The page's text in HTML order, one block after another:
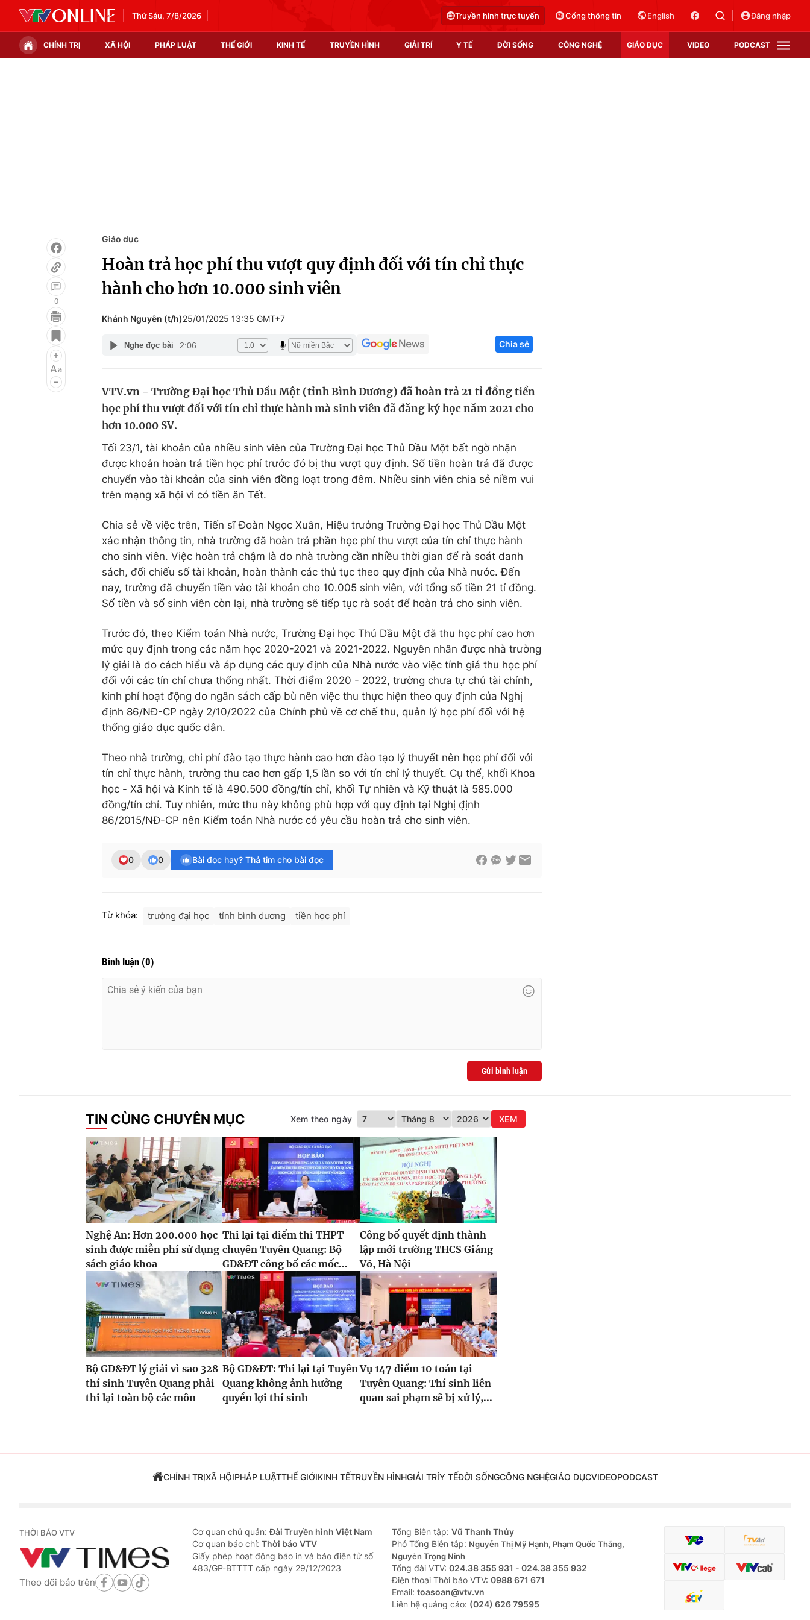
Thứ Sáu, 7/8/2026 Truyền hình trực tuyến Cổng thông tin English Đăng nhập
CHÍNH TRỊ XÃ HỘI PHÁP LUẬT THẾ GIỚI KINH TẾ TRUYỀN HÌNH GIẢI TRÍ Y TẾ ĐỜI SỐNG CÔNG NGHỆ GIÁO DỤC VIDEO PODCAST
Infographic
Điện ảnh
Âm nhạc
Du lịch
Chất lượng cuộc sống
Tuyển sinh
Hitech Công nghệ tương lai
Thị trường
0
Giáo dục
Hoàn trả học phí thu vượt quy định đối với tín chỉ thực
hành cho hơn 10.000 sinh viên
Khánh Nguyễn (t/h)25/01/2025 13:35 GMT+7
Nghe đọc bài 2:06 Chia sẻ
VTV.vn - Trường Đại học Thủ Dầu Một (tỉnh Bình Dương) đã hoàn trả 21 tỉ đồng tiền
học phí thu vượt đối với tín chỉ thực hành mà sinh viên đã đăng ký học năm 2021 cho
hơn 10.000 SV.
Tối 23/1, tài khoản của nhiều sinh viên của Trường Đại học Thủ Dầu Một bất ngờ nhận
được khoản hoàn trả tiền học phí trước đó bị thu vượt quy định. Số tiền hoàn trả đã được
chuyển vào tài khoản của sinh viên đồng loạt trong đêm. Nhiều sinh viên chia sẻ niềm vui
trên mạng xã hội vì có tiền ăn Tết.
Chia sẻ về việc trên, Tiến sĩ Đoàn Ngọc Xuân, Hiệu trưởng Trường Đại học Thủ Dầu Một
xác nhận thông tin, nhà trường đã hoàn trả phần học phí thu vượt của tín chỉ thực hành
cho sinh viên. Việc hoàn trả chậm là do nhà trường cần nhiều thời gian để rà soát danh
sách, đối chiếu số tài khoản, hoàn thành các thủ tục theo quy định của Nhà nước. Đến
nay, trường đã chuyển tiền vào tài khoản cho 10.005 sinh viên, với tổng số tiền 21 tỉ đồng.
Số tiền và số sinh viên còn lại, nhà trường sẽ tiếp tục rà soát để hoàn trả cho sinh viên.
Trước đó, theo Kiểm toán Nhà nước, Trường Đại học Thủ Dầu Một đã thu học phí cao hơn
mức quy định trong các năm học 2020-2021 và 2021-2022. Nguyên nhân được nhà trường
lý giải là do cách hiểu và áp dụng các quy định của Nhà nước vào việc tính giá thu học phí
đối với các tín chỉ chưa thống nhất. Thời điểm 2020 - 2022, trường chưa tự chủ tài chính,
kinh phí hoạt động do ngân sách cấp bù nên việc thu thực hiện theo quy định của Nghị
định 86/NĐ-CP ngày 2/10/2022 của Chính phủ về cơ chế thu, quản lý học phí đối với hệ
thống giáo dục quốc dân.
Theo nhà trường, chi phí đào tạo thực hành cao hơn đào tạo lý thuyết nên học phí đối với
tín chỉ thực hành, trường thu cao hơn gấp 1,5 lần so với tín chỉ lý thuyết. Cụ thể, khối Khoa
học - Xã hội và Kinh tế là 490.500 đồng/tín chỉ, khối Tự nhiên và Kỹ thuật là 585.000
đồng/tín chỉ. Tuy nhiên, mức thu này không phù hợp với quy định tại Nghị đ̣ịnh
86/2015/NĐ-CP nên Kiểm toán Nhà nước có yêu cầu hoàn trả cho sinh viên.
0 0 Bài đọc hay? Thả tim cho bài đọc
Từ khóa: trường đại học tỉnh bình dương tiền học phí
Bình luận (0)
Gửi bình luận
TIN CÙNG CHUYÊN MỤC Xem theo ngày XEM
Nghệ An: Hơn 200.000 học
sinh được miễn phí sử dụng
sách giáo khoa
Thi lại tại điểm thi THPT
chuyên Tuyên Quang: Bộ
GD&ĐT công bố các mốc...
Công bố quyết định thành
lập mới trường THCS Giảng
Võ, Hà Nội
Bộ GD&ĐT lý giải vì sao 328
thí sinh Tuyên Quang phải
thi lại toàn bộ các môn
Bộ GD&ĐT: Thi lại tại Tuyên
Quang không ảnh hưởng
quyền lợi thí sinh
Vụ 147 điểm 10 toán tại
Tuyên Quang: Thí sinh liên
quan sai phạm sẽ bị xử lý,...
CHÍNH TRỊXÃ HỘIPHÁP LUẬTTHẾ GIỚIKINH TẾTRUYỀN HÌNHGIẢI TRÍY TẾĐỜI SỐNGCÔNG NGHỆGIÁO DỤCVIDEOPODCAST
THỜI BÁO VTV
Theo dõi báo trên
Cơ quan chủ quản:Đài Truyền hình Việt Nam
Cơ quan báo chí: Thời báo VTV
Giấy phép hoạt động báo in và báo điện tử số
483/GP-BTTTT cấp ngày 29/12/2023
Tổng Biên tập: Vũ Thanh Thủy
Phó Tổng Biên tập: Nguyễn Thị Mỹ Hạnh, Phạm Quốc Thắng,
Nguyễn Trọng Ninh
Tổng đài VTV: 024.38 355 931 - 024.38 355 932
Ðiện thoại Thời báo VTV: 0988 671 671
Email: toasoan@vtv.vn
Liên hệ quảng cáo: (024) 626 79595